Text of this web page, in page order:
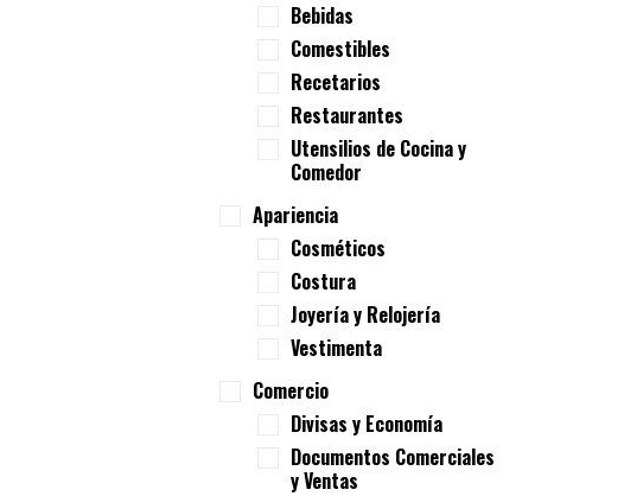
Bebidas
Comestibles
Recetarios
Restaurantes
Utensilios de Cocina y
Comedor
Apariencia
Cosméticos
Costura
Joyería y Relojería
Vestimenta
Comercio
Divisas y Economía
Documentos Comerciales
y Ventas